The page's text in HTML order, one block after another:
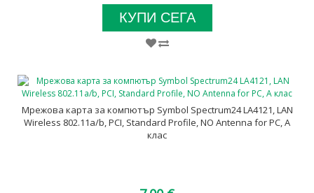
КУПИ СЕГА
Мрежова карта за компютър Symbol Spectrum24 LA4121, LAN
Wireless 802.11a/b, PCI, Standard Profile, NO Antenna for PC, А
клас